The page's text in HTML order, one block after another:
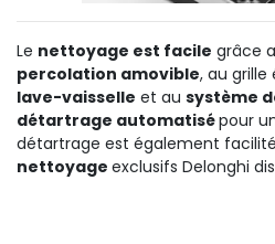
Le nettoyage est facile grâce
percolation amovible, au grille
lave-vaisselle et au système
détartrage automatisépour
détartrage est également
nettoyage exclusifs Delonghi